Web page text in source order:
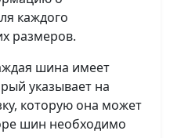
каждого
размеров.
шина имеет
указывает на
которую она может
шин необходимо